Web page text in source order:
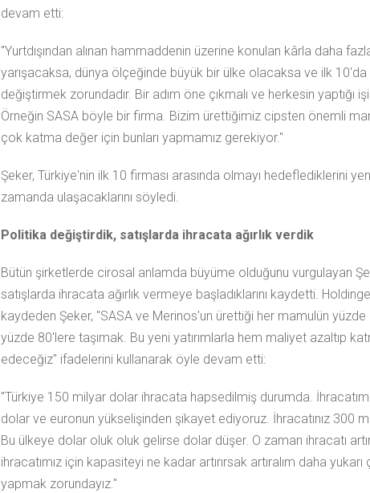
devam etti:
"Yurtdışından alınan hammaddenin üzerine konulan kârla daha
yarışacaksa, dünya ölçeğinde büyük bir ülke olacaksa ve ilk 10'da
değiştirmek zorundadır. Bir adım öne çıkmalı ve herkesin yaptığı
Örneğin SASA böyle bir firma. Bizim ürettiğimiz cipsten önemli
çok katma değer için bunları yapmamız gerekiyor."
Şeker, Türkiye'nin ilk 10 firması arasında olmayı hedeflediklerini
zamanda ulaşacaklarını söyledi.
Politika değiştirdik, satışlarda ihracata ağırlık verdik
Bütün şirketlerde cirosal anlamda büyüme olduğunu vurgulayan
satışlarda ihracata ağırlık vermeye başladıklarını kaydetti.
kaydeden Şeker, "SASA ve Merinos'un ürettiği her mamulün yüzde
yüzde 80'lere taşımak. Bu yeni yatırımlarla hem maliyet azaltıp
edeceğiz" ifadelerini kullanarak öyle devam etti:
"Türkiye 150 milyar dolar ihracata hapsedilmiş durumda.
dolar ve euronun yükselişinden şikayet ediyoruz. İhracatınız 300
Bu ülkeye dolar oluk oluk gelirse dolar düşer. O zaman ihracatı
ihracatımız için kapasiteyi ne kadar artırırsak artıralım daha
yapmak zorundayız."